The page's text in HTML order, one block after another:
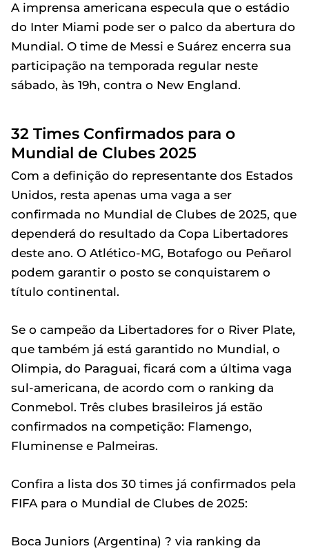
A imprensa americana especula que o estádio
do Inter Miami pode ser o palco da abertura do
Mundial. O time de Messi e Suárez encerra sua
participação na temporada regular neste
sábado, às 19h, contra o New England.
32 Times Confirmados para o
Mundial de Clubes 2025
Com a definição do representante dos Estados
Unidos, resta apenas uma vaga a ser
confirmada no Mundial de Clubes de 2025, que
dependerá do resultado da Copa Libertadores
deste ano. O Atlético-MG, Botafogo ou Peñarol
podem garantir o posto se conquistarem o
título continental.
Se o campeão da Libertadores for o River Plate,
que também já está garantido no Mundial, o
Olimpia, do Paraguai, ficará com a última vaga
sul-americana, de acordo com o ranking da
Conmebol. Três clubes brasileiros já estão
confirmados na competição: Flamengo,
Fluminense e Palmeiras.
Confira a lista dos 30 times já confirmados pela
FIFA para o Mundial de Clubes de 2025:
Boca Juniors (Argentina) ? via ranking da